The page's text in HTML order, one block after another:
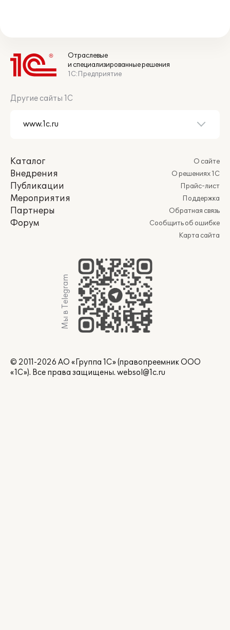
Отраслевые
и специализированные решения
1С:Предприятие
Другие сайты 1С
Каталог
Внедрения
Публикации
Мероприятия
Партнеры
Форум
О сайте
О решениях 1С
Прайс-лист
Поддержка
Обратная связь
Сообщить об ошибке
Карта сайта
Мы в Telegram
© 2011-2026 АО «Группа 1С» (правопреемник ООО
«1С»). Все права защищены. websol@1c.ru